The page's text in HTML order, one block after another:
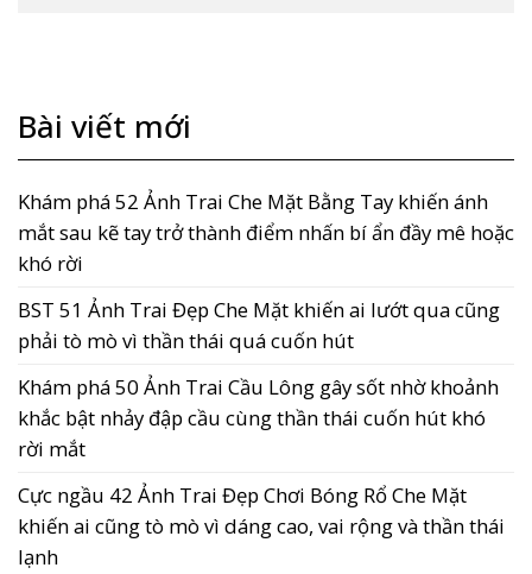
Bài viết mới
Khám phá 52 Ảnh Trai Che Mặt Bằng Tay khiến ánh
mắt sau kẽ tay trở thành điểm nhấn bí ẩn đầy mê hoặc
khó rời
BST 51 Ảnh Trai Đẹp Che Mặt khiến ai lướt qua cũng
phải tò mò vì thần thái quá cuốn hút
Khám phá 50 Ảnh Trai Cầu Lông gây sốt nhờ khoảnh
khắc bật nhảy đập cầu cùng thần thái cuốn hút khó
rời mắt
Cực ngầu 42 Ảnh Trai Đẹp Chơi Bóng Rổ Che Mặt
khiến ai cũng tò mò vì dáng cao, vai rộng và thần thái
lạnh